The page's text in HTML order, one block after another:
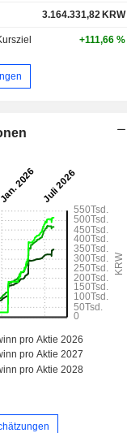
3.164.331,82 KRW
+111,66 %